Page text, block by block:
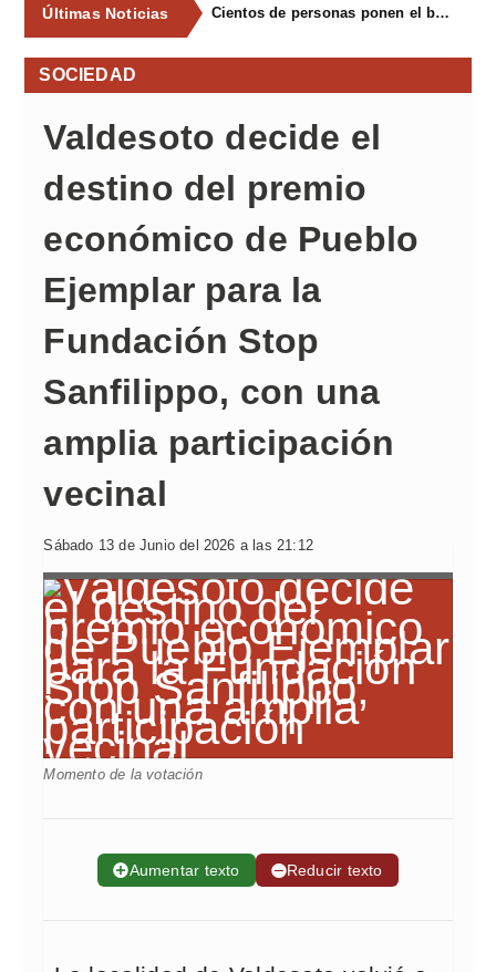
Últimas Noticias Cientos de personas ponen el broche final a las fiestas de La Salud de Lieres con la tradicional merienda
SOCIEDAD
Valdesoto decide el
destino del premio
económico de Pueblo
Ejemplar para la
Fundación Stop
Sanfilippo, con una
amplia participación
vecinal
Sábado 13 de Junio del 2026 a las 21:12
Momento de la votación
➕Aumentar texto ➖Reducir texto